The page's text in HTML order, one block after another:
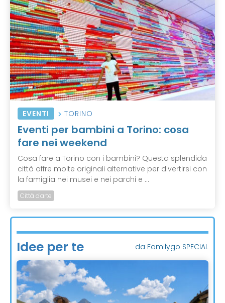
EVENTI TORINO
Eventi per bambini a Torino: cosa
fare nei weekend
Cosa fare a Torino con i bambini? Questa splendida
città offre molte originali alternative per divertirsi con
la famiglia nei musei e nei parchi e ...
Città d'arte
Idee per te da Familygo SPECIAL